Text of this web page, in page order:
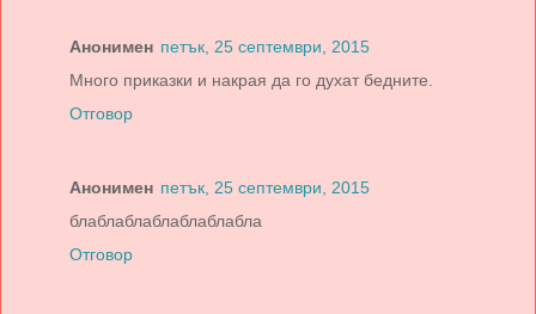
Анонимен петък, 25 септември, 2015
Много приказки и накрая да го духат бедните.
Отговор
Анонимен петък, 25 септември, 2015
блаблаблаблаблаблабла
Отговор